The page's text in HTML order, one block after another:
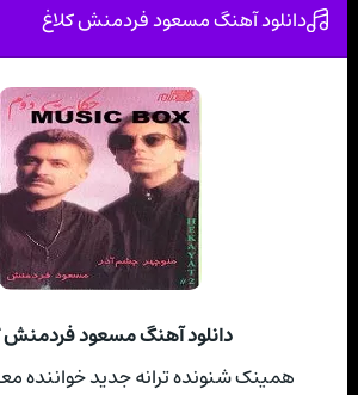
دانلود آهنگ مسعود فردمنش کلاغ
دانلود آهنگ مسعود فردمنش
همینک شنونده ترانه جدید خواننده